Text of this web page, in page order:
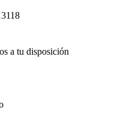
a tu disposición